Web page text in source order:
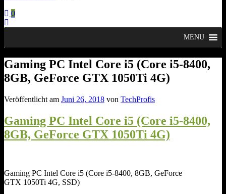
0
MENU
Gaming PC Intel Core i5 (Core i5-8400,
8GB, GeForce GTX 1050Ti 4G)
Veröffentlicht am Juni 26, 2018 von TechProfis
Gaming PC Intel Core i5 (Core i5-8400,
8GB, GeForce GTX 1050Ti 4G)
Gaming PC Intel Core i5 (Core i5-8400, 8GB, GeForce
GTX 1050Ti 4G, SSD)